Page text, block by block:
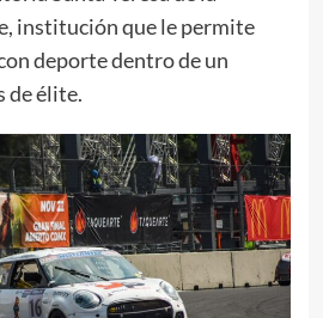
institución que le permite
deporte dentro de un
de élite.